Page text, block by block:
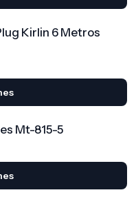
Kirlin 6 Metros
Mt-815-5